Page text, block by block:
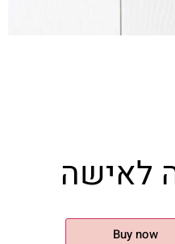
לאישה
Buy now